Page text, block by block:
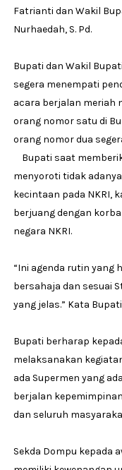
Fatrianti dan Wakil
Nurhaedah, S. Pd.
Bupati dan Wakil
segera menempati
acara berjalan meriah
orang nomor satu di
orang nomor dua
Bupati saat
menyoroti tidak
kecintaan pada NKRI,
berjuang dengan
negara NKRI.
“Ini agenda rutin yang
bersahaja dan sesuai
yang jelas.” Kata
Bupati berharap
melaksanakan
ada Supermen yang
berjalan
dan seluruh
Sekda Dompu kepada